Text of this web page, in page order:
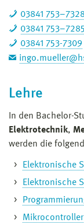
03841
03841 753–7285
03841 753-7309
Lehre
In den Bachelor-
Elektrotechnik,
werden die
Elektronische
Elektronische
Mikrocontroller